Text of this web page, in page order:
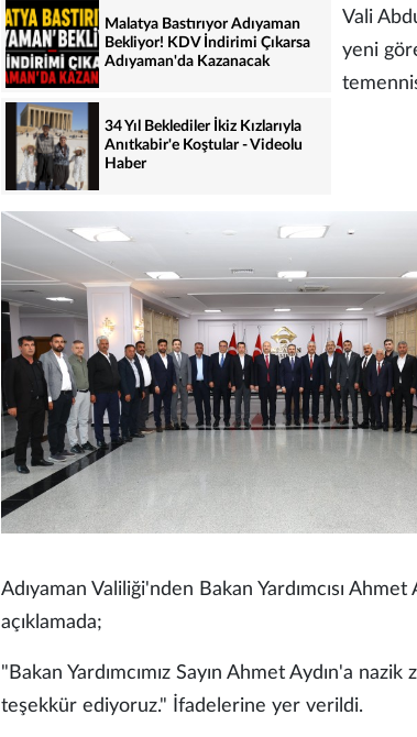
Malatya Bastırıyor Adıyaman
Bekliyor! KDV İndirimi Çıkarsa
Adıyaman'da Kazanacak
34 Yıl Beklediler İkiz Kızlarıyla
Anıtkabir'e Koştular - Videolu
Haber
Vali
yeni
Adıyaman Valiliği'nden Bakan Yardımcısı
açıklamada;
"Bakan Yardımcımız Sayın Ahmet Aydın'a
teşekkür ediyoruz." İfadelerine yer verildi.